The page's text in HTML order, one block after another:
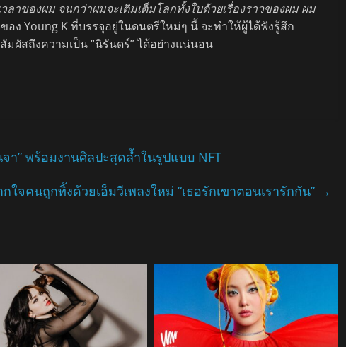
ลาของผม จนกว่าผมจะเติมเต็มโลกทั้งใบด้วยเรื่องราวของผม ผม
อง Young K ที่บรรจุอยู่ในดนตรีใหม่ๆ นี้ จะทำให้ผู้ได้ฟังรู้สึก
มผัสถึงความเป็น “นิรันดร์” ได้อย่างแน่นอน
า” พร้อมงานศิลปะสุดล้ำในรูปแบบ NFT
จคนถูกทิ้งด้วยเอ็มวีเพลงใหม่ “เธอรักเขาตอนเรารักกัน” →